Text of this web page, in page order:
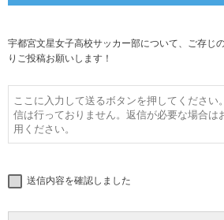
宇都宮文星女子高校サッカー部について、ご存じ
りご投稿お願いします！
送信内容を確認しました